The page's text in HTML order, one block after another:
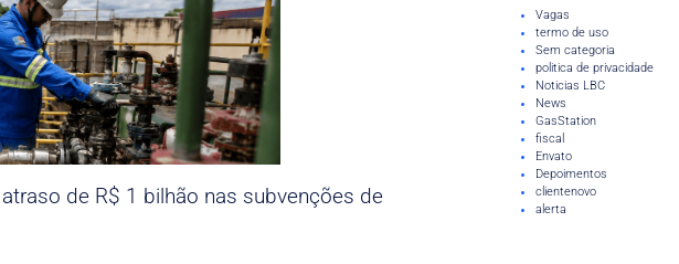
de R$ 1 bilhão nas subvenções de
Vagas
termo de uso
Sem categoria
politica de privacidade
Noticias LBC
News
GasStation
fiscal
Envato
Depoimentos
clientenovo
alerta